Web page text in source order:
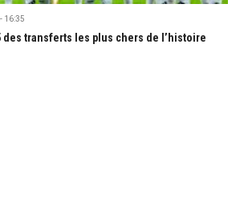
16:35
des transferts les plus chers de l’histoire